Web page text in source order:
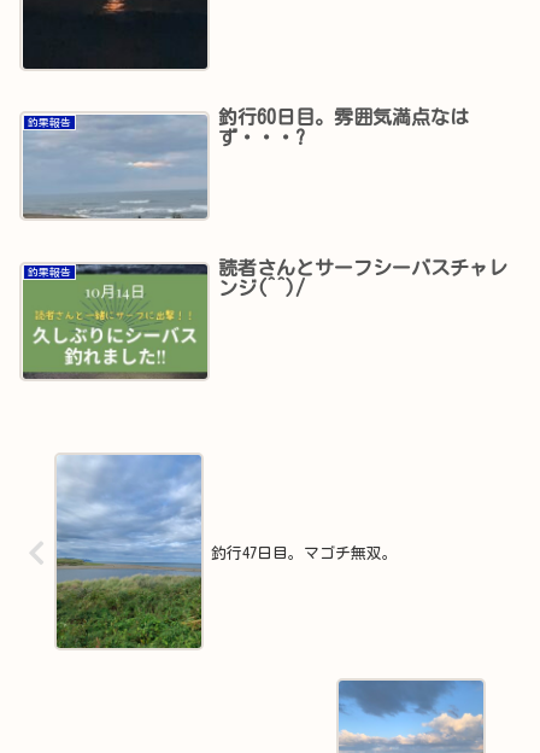
釣果報告
釣行60日目。雰囲気満点なは
ず・・・?
釣果報告
読者さんとサーフシーバスチャレ
ンジ(^^)/
釣行47日目。マゴチ無双。